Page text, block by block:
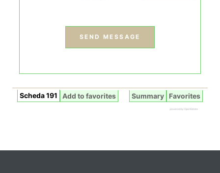
Scheda 191 Add to favorites Favorites
Summary
powered by OpenEstate